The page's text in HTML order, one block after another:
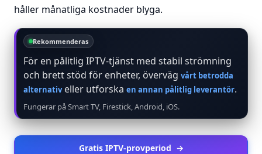
håller månatliga kostnader blyga.
Rekommenderas
För en pålitlig IPTV-tjänst med stabil strömning
och brett stöd för enheter, överväg vårt betrodda
alternativeller utforska en annan pålitlig leverantör.
Fungerar på Smart TV, Firestick, Android, iOS.
Gratis IPTV-provperiod →